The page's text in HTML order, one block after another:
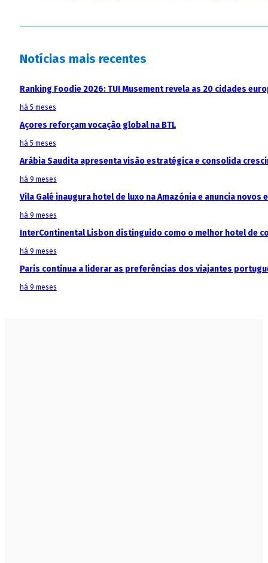
Notícias mais recentes
Ranking Foodie 2026: TUI Musement revela as 20 cidades
há 5 meses
Açores reforçam vocação global na BTL
há 5 meses
Arábia Saudita apresenta visão estratégica e consolida
há 9 meses
Vila Galé inaugura hotel de luxo na Amazónia e anuncia
há 9 meses
InterContinental Lisbon distinguido como o melhor hotel de
há 9 meses
Paris continua a liderar as preferências dos viajantes
há 9 meses